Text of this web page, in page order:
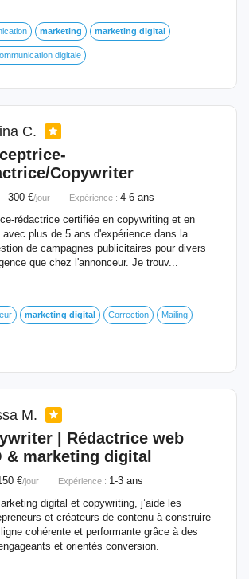
marketing marketing digital
digitale
C.
Copywriter
€/jour Expérience : 4-6 ans
rédactrice certifiée en copywriting et en
plus de 5 ans d'expérience dans la
de campagnes publicitaires pour divers
que chez l'annonceur. Je trouv...
marketing digital Correction Mailing
M.
| Rédactrice web
& marketing digital
€/jour Expérience : 1-3 ans
digital et copywriting, j’aide les
et créateurs de contenu à construire
cohérente et performante grâce à des
et orientés conversion.